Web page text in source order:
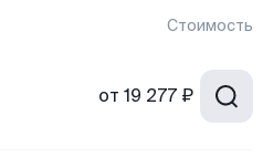
Стоимость
от 19 277 ₽